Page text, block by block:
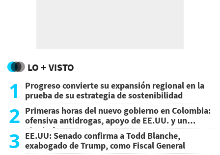
LO + VISTO
1
Progreso convierte su expansión regional en la
prueba de su estrategia de sostenibilidad
2 Primeras horas del nuevo gobierno en Colombia:
ofensiva antidrogas, apoyo de EE.UU. y un
atentado
3 EE.UU: Senado confirma a Todd Blanche,
exabogado de Trump, como Fiscal General